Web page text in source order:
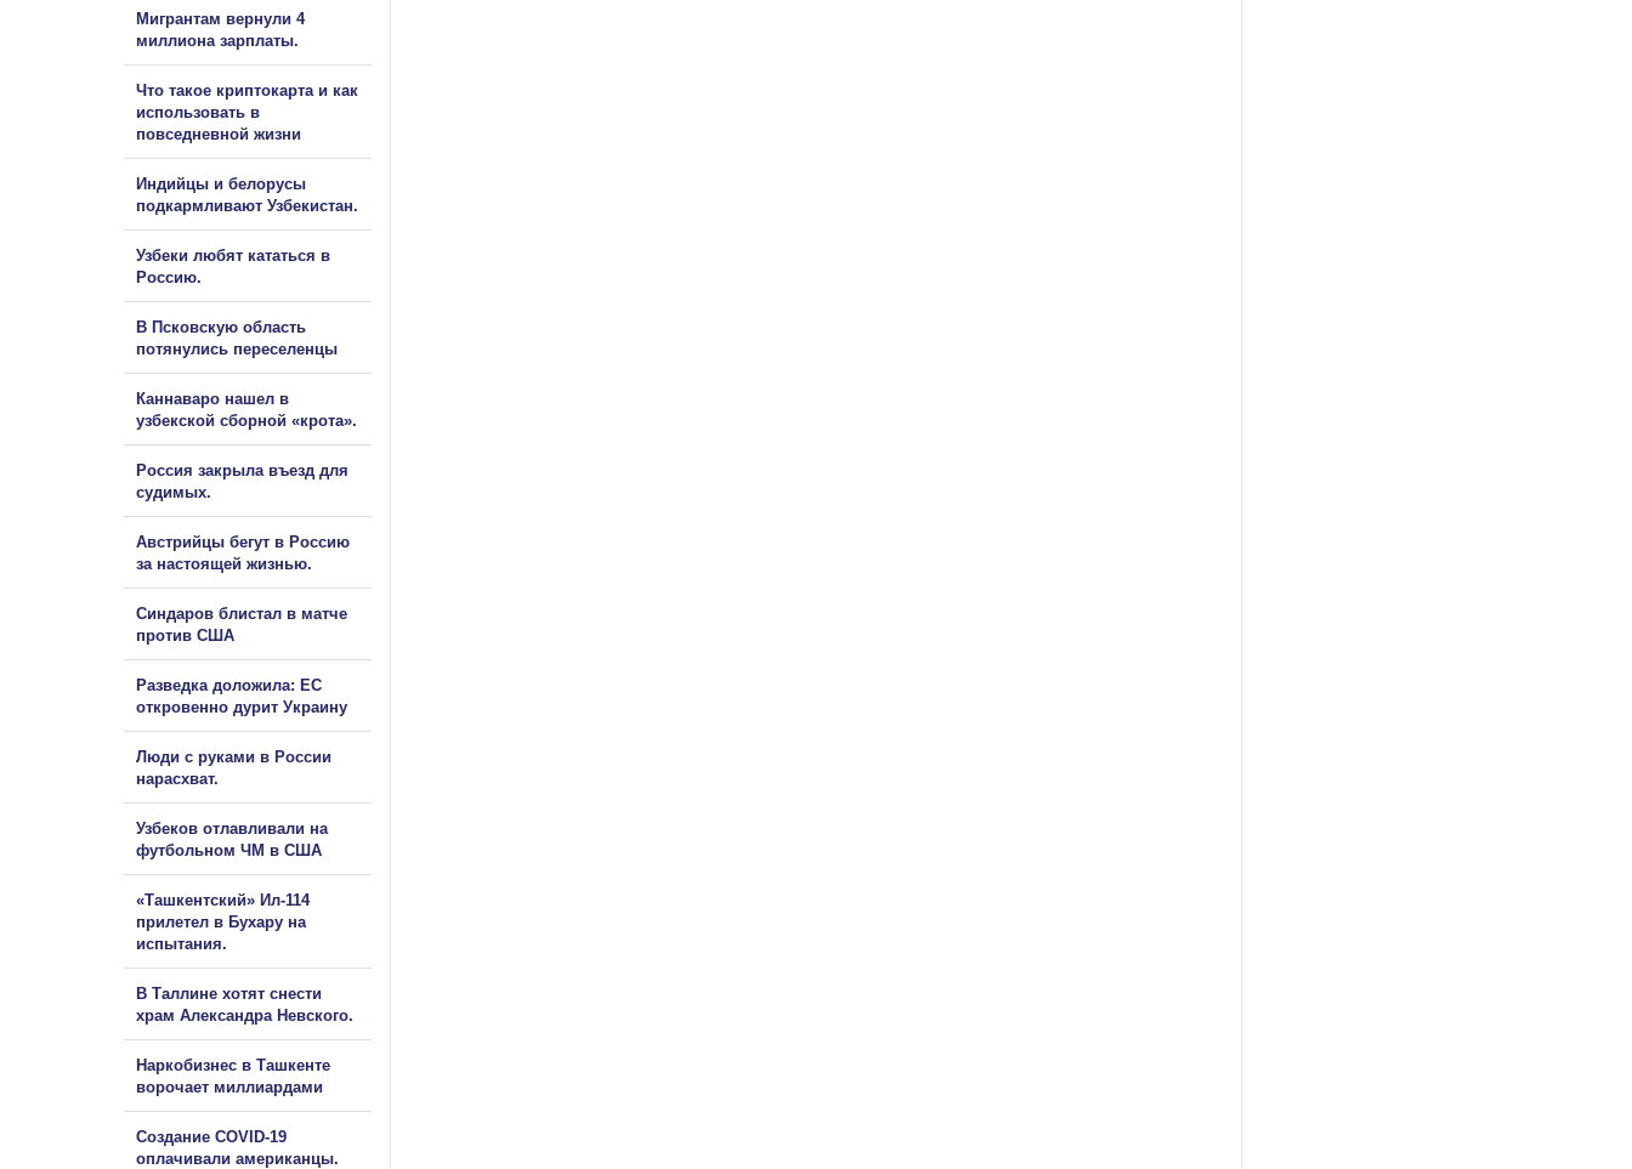
Мигрантам вернули 4
миллиона зарплаты.
Что такое криптокарта и как
использовать в
повседневной жизни
Индийцы и белорусы
подкармливают Узбекистан.
Узбеки любят кататься в
Россию.
В Псковскую область
потянулись переселенцы
Каннаваро нашел в
узбекской сборной «крота».
Россия закрыла въезд для
судимых.
Австрийцы бегут в Россию
за настоящей жизнью.
Синдаров блистал в матче
против США
Разведка доложила: ЕС
откровенно дурит Украину
Люди с руками в России
нарасхват.
Узбеков отлавливали на
футбольном ЧМ в США
«Ташкентский» Ил-114
прилетел в Бухару на
испытания.
В Таллине хотят снести
храм Александра Невского.
Наркобизнес в Ташкенте
ворочает миллиардами
Создание COVID-19
оплачивали американцы.